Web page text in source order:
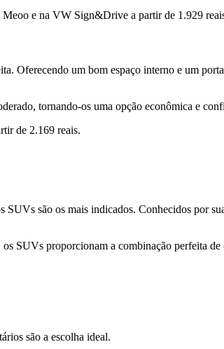
e na VW Sign&Drive a partir de 1.929
Oferecendo um bom espaço interno e um
tornando-os uma opção econômica e
de 2.169 reais.
são os mais indicados. Conhecidos por
SUVs proporcionam a combinação perfeita
são a escolha ideal.